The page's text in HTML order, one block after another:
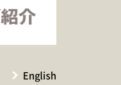
English